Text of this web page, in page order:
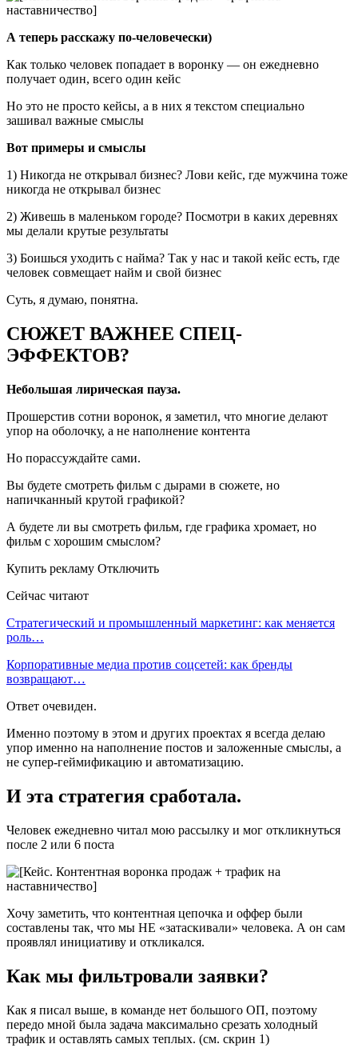
А теперь расскажу по-человечески)
Как только человек попадает в воронку — он ежедневно
получает один, всего один кейс
Но это не просто кейсы, а в них я текстом специально
зашивал важные смыслы
Вот примеры и смыслы
1) Никогда не открывал бизнес? Лови кейс, где мужчина тоже
никогда не открывал бизнес
2) Живешь в маленьком городе? Посмотри в каких деревнях
мы делали крутые результаты
3) Боишься уходить с найма? Так у нас и такой кейс есть, где
человек совмещает найм и свой бизнес
Суть, я думаю, понятна.
СЮЖЕТ ВАЖНЕЕ СПЕЦ-
ЭФФЕКТОВ?
Небольшая лирическая пауза.
Прошерстив сотни воронок, я заметил, что многие делают
упор на оболочку, а не наполнение контента
Но порассуждайте сами.
Вы будете смотреть фильм с дырами в сюжете, но
напичканный крутой графикой?
А будете ли вы смотреть фильм, где графика хромает, но
фильм с хорошим смыслом?
Купить рекламу Отключить
Сейчас читают
Стратегический и промышленный маркетинг: как меняется
роль…
Корпоративные медиа против соцсетей: как бренды
возвращают…
Ответ очевиден.
Именно поэтому в этом и других проектах я всегда делаю
упор именно на наполнение постов и заложенные смыслы, а
не супер-геймификацию и автоматизацию.
И эта стратегия сработала.
Человек ежедневно читал мою рассылку и мог откликнуться
после 2 или 6 поста
Хочу заметить, что контентная цепочка и оффер были
составлены так, что мы НЕ «затаскивали» человека. А он сам
проявлял инициативу и откликался.
Как мы фильтровали заявки?
Как я писал выше, в команде нет большого ОП, поэтому
передо мной была задача максимально срезать холодный
трафик и оставлять самых теплых. (см. скрин 1)